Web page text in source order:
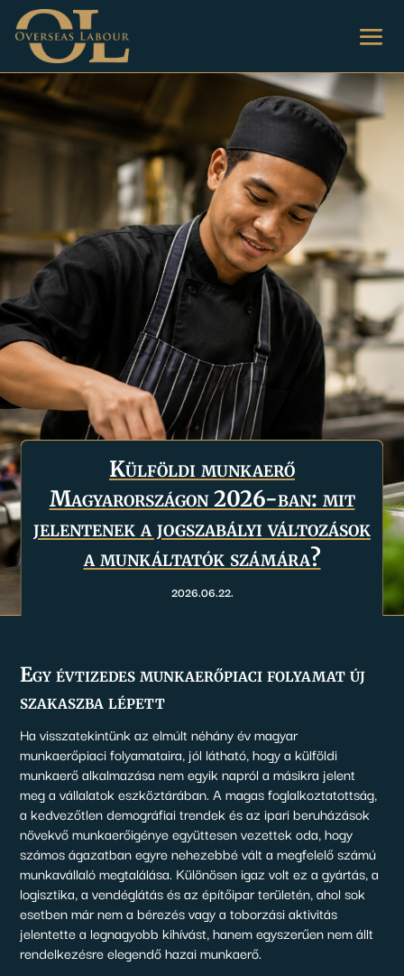
Külföldi munkaerő
Magyarországon 2026-ban: mit
jelentenek a jogszabályi változások
a munkáltatók számára?
2026.06.22.
Egy évtizedes munkaerőpiaci folyamat új
szakaszba lépett
Ha visszatekintünk az elmúlt néhány év magyar
munkaerőpiaci folyamataira, jól látható, hogy a külföldi
munkaerő alkalmazása nem egyik napról a másikra jelent
meg a vállalatok eszköztárában. A magas foglalkoztatottság,
a kedvezőtlen demográfiai trendek és az ipari beruházások
növekvő munkaerőigénye együttesen vezettek oda, hogy
számos ágazatban egyre nehezebbé vált a megfelelő számú
munkavállaló megtalálása. Különösen igaz volt ez a gyártás, a
logisztika, a vendéglátás és az építőipar területén, ahol sok
esetben már nem a bérezés vagy a toborzási aktivitás
jelentette a legnagyobb kihívást, hanem egyszerűen nem állt
rendelkezésre elegendő hazai munkaerő.